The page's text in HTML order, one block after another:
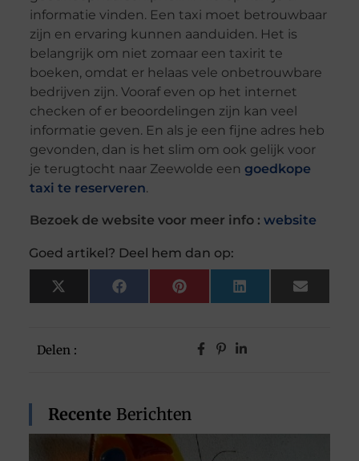
Delen :
Recente Berichten
informatie vinden. Een taxi moet betrouwbaar
zijn en ervaring kunnen aanduiden. Het is
belangrijk om niet zomaar een taxirit te
boeken, omdat er helaas vele onbetrouwbare
bedrijven zijn. Vooraf even op het internet
checken of er beoordelingen zijn kan veel
informatie geven. En als je een fijne adres heb
gevonden, dan is het slim om ook gelijk voor
je terugtocht naar Zeewolde een goedkope
taxi te reserveren.
Bezoek de website voor meer info : website
Goed artikel? Deel hem dan op:
X
(Twitter)
FacebookPinterestLinkedInEmail